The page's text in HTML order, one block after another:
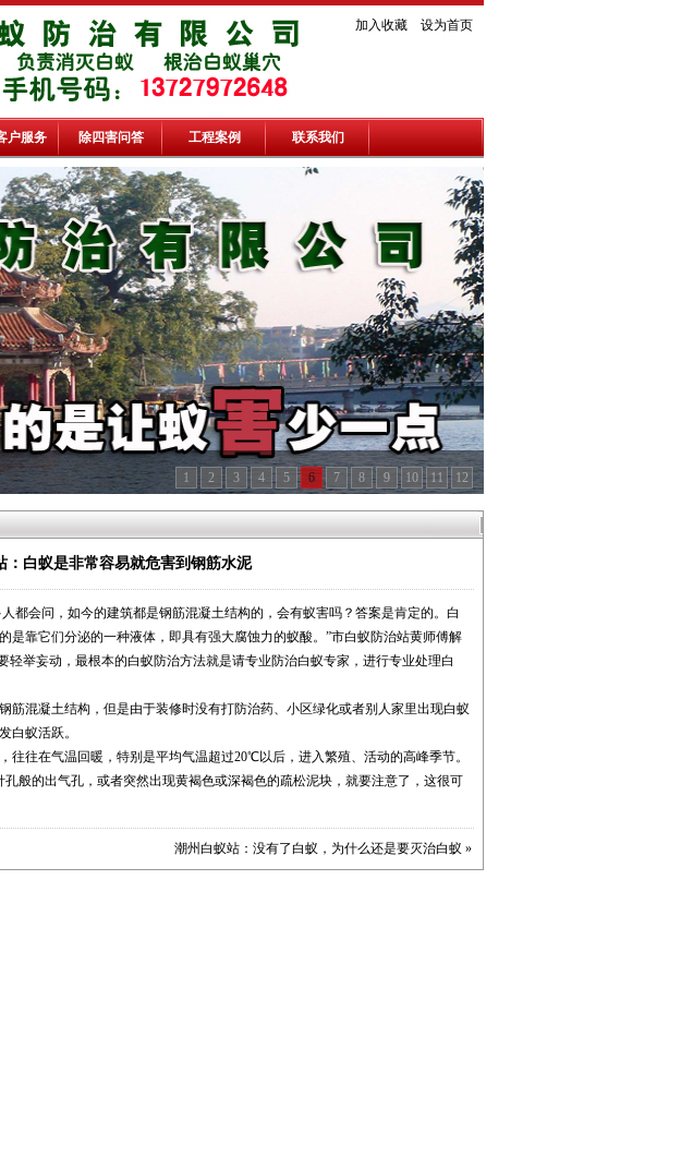
加入收藏 设为首页
户服务 除四害问答 工程案例 联系我们
1 2 3 4 5 6 7 8 9 10 11 12
：白蚁是非常容易就危害到钢筋水泥
都会问，如今的建筑都是钢筋混凝土结构的，会有蚁害吗？答案是肯定的。白
是靠它们分泌的一种液体，即具有强大腐蚀力的蚁酸。”市白蚁防治站黄师傅解
轻举妄动，最根本的白蚁防治方法就是请专业防治白蚁专家，进行专业处理白
筋混凝土结构，但是由于装修时没有打防治药、小区绿化或者别人家里出现白蚁
白蚁活跃。
往往在气温回暖，特别是平均气温超过20℃以后，进入繁殖、活动的高峰季节。
般的出气孔，或者突然出现黄褐色或深褐色的疏松泥块，就要注意了，这很可
潮州白蚁站：没有了白蚁，为什么还是要灭治白蚁 »